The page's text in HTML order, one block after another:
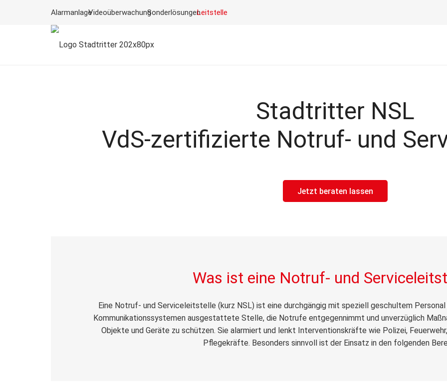
AlarmanlageVideoüberwachungSonderlösungenLeitstelle
Stadtritter NSL
VdS-zertifizierte Notruf- und
Jetzt beraten lassen
Was ist eine Notruf- und
Eine Notruf- und Serviceleitstelle (kurz NSL) ist eine durchgängig mit speziell geschultem
Kommunikationssystemen ausgestattete Stelle, die Notrufe entgegennimmt und unverzüglich
Objekte und Geräte zu schützen. Sie alarmiert und lenkt Interventionskräfte wie Polizei,
Pflegekräfte. Besonders sinnvoll ist der Einsatz in den folgenden